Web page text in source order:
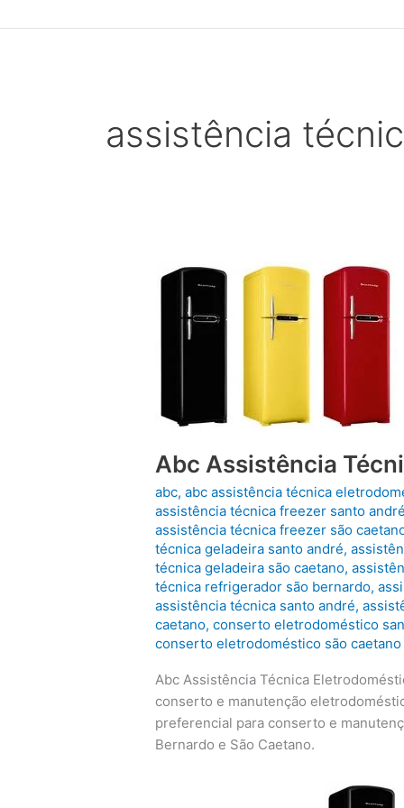
assistência
Abc Assistência
abc,abc assistência técnica
assistência técnica freezer santo andré
assistência técnica freezer são
técnica geladeira santo andré,
técnica geladeira são caetano,
técnica refrigerador são bernardo,
assistência técnica santo andré,
caetano,conserto eletrodoméstico
conserto eletrodoméstico são caetano
Abc Assistência Técnica
conserto e manutenção
preferencial para conserto e
Bernardo e São Caetano.